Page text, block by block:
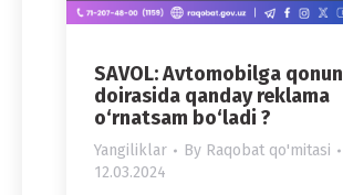
SAVOL: Avtomobilga qonun
doirasida qanday reklama
o‘rnatsam bo‘ladi ?
Yangiliklar By Raqobat qo'mitasi
12.03.2024